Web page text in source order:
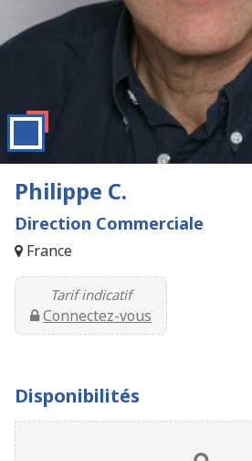
Philippe C.
Direction Commerciale
France
Tarif indicatif
Connectez-vous
Disponibilités